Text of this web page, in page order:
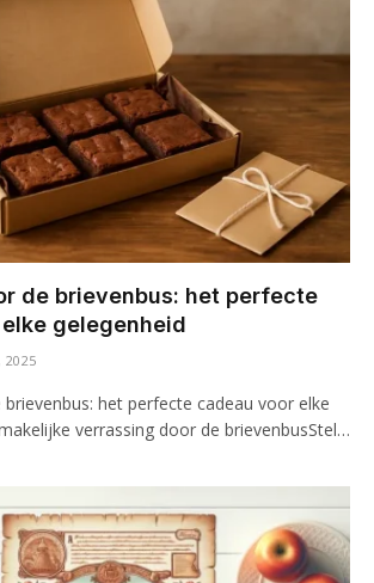
de brievenbus: het perfecte
gelegenheid
2025
het perfecte cadeau voor elke
verrassing door de brievenbusStel…